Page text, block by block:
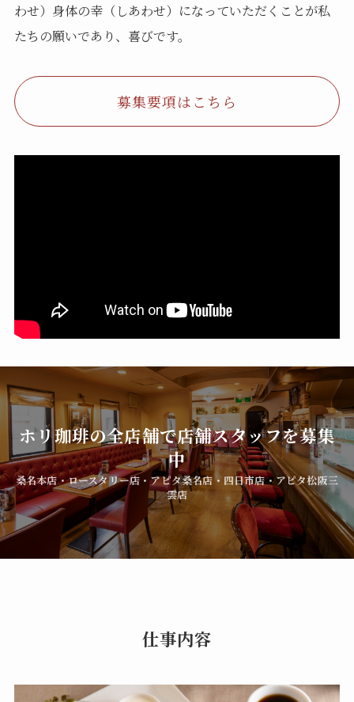
わせ）身体の幸（しあわせ）になっていただくことが私
たちの願いであり、喜びです。
募集要項はこちら
ホリ珈琲の全店舗で店舗スタッフを募集
中
桑名本店・ロースタリー店・アピタ桑名店・四日市店・アピタ松阪三
雲店
仕事内容